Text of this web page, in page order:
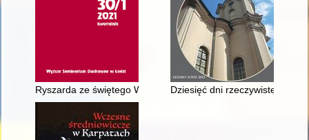
Ryszarda ze świętego Wiktora "Poczet cesarzy rzymskich od
Dziesięć dni rzeczywistego